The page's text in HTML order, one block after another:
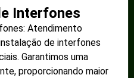
Interfones
Atendimento
de interfones
Garantimos uma
proporcionando maior